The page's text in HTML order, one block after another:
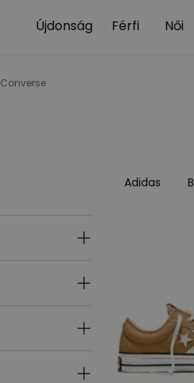
Újdonság Férfi Női
Converse
Adidas